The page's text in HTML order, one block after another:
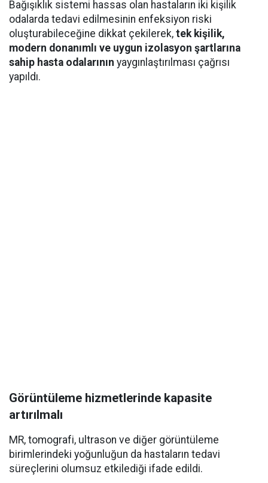
Bağışıklık sistemi hassas olan hastaların iki kişilik
odalarda tedavi edilmesinin enfeksiyon riski
oluşturabileceğine dikkat çekilerek, tek kişilik,
modern donanımlı ve uygun izolasyon şartlarına
sahip hasta odalarının yaygınlaştırılması çağrısı
yapıldı.
Görüntüleme hizmetlerinde kapasite
artırılmalı
MR, tomografi, ultrason ve diğer görüntüleme
birimlerindeki yoğunluğun da hastaların tedavi
süreçlerini olumsuz etkilediği ifade edildi.